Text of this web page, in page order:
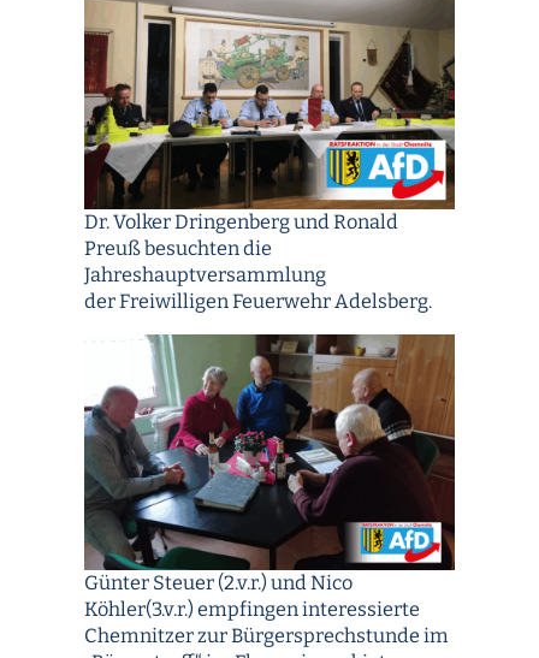
Dr. Volker Dringenberg und Ronald
Preuß besuchten die
Jahreshauptversammlung
der Freiwilligen Feuerwehr Adelsberg.
Günter Steuer (2.v.r.) und Nico
Köhler(3.v.r.) empfingen interessierte
Chemnitzer zur Bürgersprechstunde im